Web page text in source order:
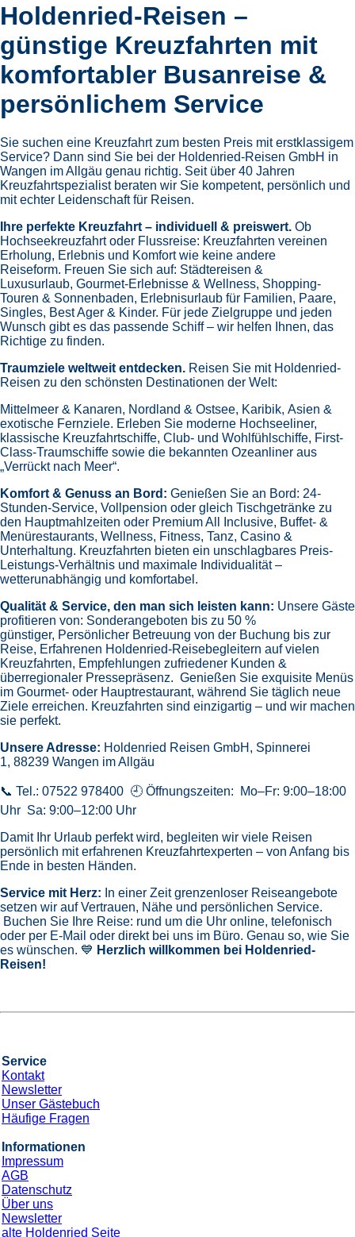
Holdenried-Reisen –
günstige Kreuzfahrten mit
komfortabler Busanreise &
persönlichem Service
Sie suchen eine Kreuzfahrt zum besten Preis mit erstklassigem
Service? Dann sind Sie bei der Holdenried-Reisen GmbH in
Wangen im Allgäu genau richtig. Seit über 40 Jahren
Kreuzfahrtspezialist beraten wir Sie kompetent, persönlich und
mit echter Leidenschaft für Reisen.
Ihre perfekte Kreuzfahrt – individuell & preiswert. Ob
Hochseekreuzfahrt oder Flussreise: Kreuzfahrten vereinen
Erholung, Erlebnis und Komfort wie keine andere
Reiseform. Freuen Sie sich auf: Städtereisen &
Luxusurlaub, Gourmet-Erlebnisse & Wellness, Shopping-
Touren & Sonnenbaden, Erlebnisurlaub für Familien, Paare,
Singles, Best Ager & Kinder. Für jede Zielgruppe und jeden
Wunsch gibt es das passende Schiff – wir helfen Ihnen, das
Richtige zu finden.
Traumziele weltweit entdecken. Reisen Sie mit Holdenried-
Reisen zu den schönsten Destinationen der Welt:
Mittelmeer & Kanaren, Nordland & Ostsee, Karibik, Asien &
exotische Fernziele. Erleben Sie moderne Hochseeliner,
klassische Kreuzfahrtschiffe, Club- und Wohlfühlschiffe, First-
Class-Traumschiffe sowie die bekannten Ozeanliner aus
„Verrückt nach Meer“.
Komfort & Genuss an Bord: Genießen Sie an Bord: 24-
Stunden-Service, Vollpension oder gleich Tischgetränke zu
den Hauptmahlzeiten oder Premium All Inclusive, Buffet- &
Menürestaurants, Wellness, Fitness, Tanz, Casino &
Unterhaltung. Kreuzfahrten bieten ein unschlagbares Preis-
Leistungs-Verhältnis und maximale Individualität –
wetterunabhängig und komfortabel.
Qualität & Service, den man sich leisten kann: Unsere Gäste
profitieren von: Sonderangeboten bis zu 50 %
günstiger, Persönlicher Betreuung von der Buchung bis zur
Reise, Erfahrenen Holdenried-Reisebegleitern auf vielen
Kreuzfahrten, Empfehlungen zufriedener Kunden &
überregionaler Pressepräsenz. Genießen Sie exquisite Menüs
im Gourmet- oder Hauptrestaurant, während Sie täglich neue
Ziele erreichen. Kreuzfahrten sind einzigartig – und wir machen
sie perfekt.
Unsere Adresse: Holdenried Reisen GmbH, Spinnerei
1, 88239 Wangen im Allgäu
📞 Tel.: 07522 978400 🕘 Öffnungszeiten: Mo–Fr: 9:00–18:00
Uhr Sa: 9:00–12:00 Uhr
Damit Ihr Urlaub perfekt wird, begleiten wir viele Reisen
persönlich mit erfahrenen Kreuzfahrtexperten – von Anfang bis
Ende in besten Händen.
Service mit Herz: In einer Zeit grenzenloser Reiseangebote
setzen wir auf Vertrauen, Nähe und persönlichen Service.
Buchen Sie Ihre Reise: rund um die Uhr online, telefonisch
oder per E-Mail oder direkt bei uns im Büro. Genau so, wie Sie
es wünschen. 💙 Herzlich willkommen bei Holdenried-
Reisen!
Service
Kontakt
Newsletter
Unser Gästebuch
Häufige Fragen
Informationen
Impressum
AGB
Datenschutz
Über uns
Newsletter
alte Holdenried Seite